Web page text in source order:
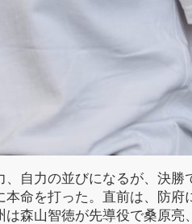
自力の並びになるが、決勝
命を打った。直前は、防府
森山智徳が先導役で桑原亮